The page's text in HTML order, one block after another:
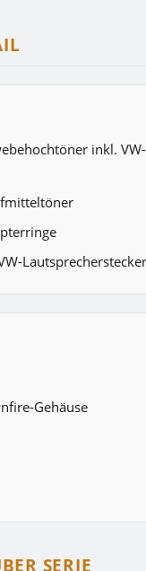
inkl. VW-
Lautsprecherstecker
Gehäuse
SERIE